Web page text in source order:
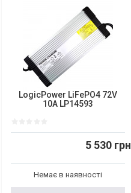
LogicPower LiFePO4 72V
10A LP14593
5 530 грн
Немає в наявності